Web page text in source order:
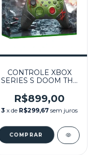
CONTROLE XBOX
SERIES S DOOM THE
ESPECIAL
SEMINOVO - SERIES
X,S, ONE
R$899,00
3 x de R$299,67 sem juros